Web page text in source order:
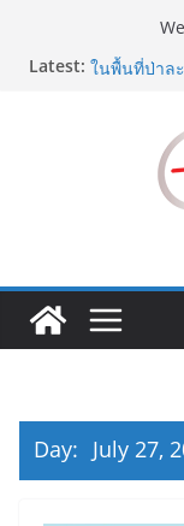
Latest: สมาคมตำร
“ขจรศักดิ์”
สร้างป้ายส
วาธิราช ย้
อดีตแข้งดัง
สะพานปล
“นายกแก้ว
เครือข่ายลด
บทเพลงรณร
ไต”
Day: July 27,